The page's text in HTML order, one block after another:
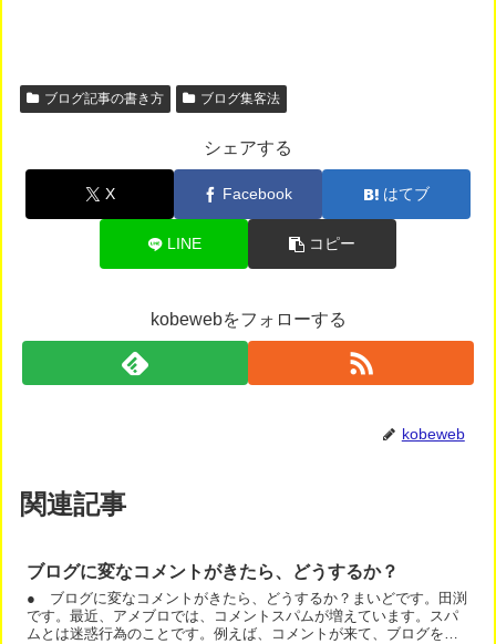
ブログ記事の書き方 ブログ集客法
シェアする
X Facebook はてブ
LINE コピー
kobewebをフォローする
kobeweb
関連記事
ブログに変なコメントがきたら、どうするか？
● ブログに変なコメントがきたら、どうするか？まいどです。田渕
です。最近、アメブロでは、コメントスパムが増えています。スパ
ムとは迷惑行為のことです。例えば、コメントが来て、ブログを見